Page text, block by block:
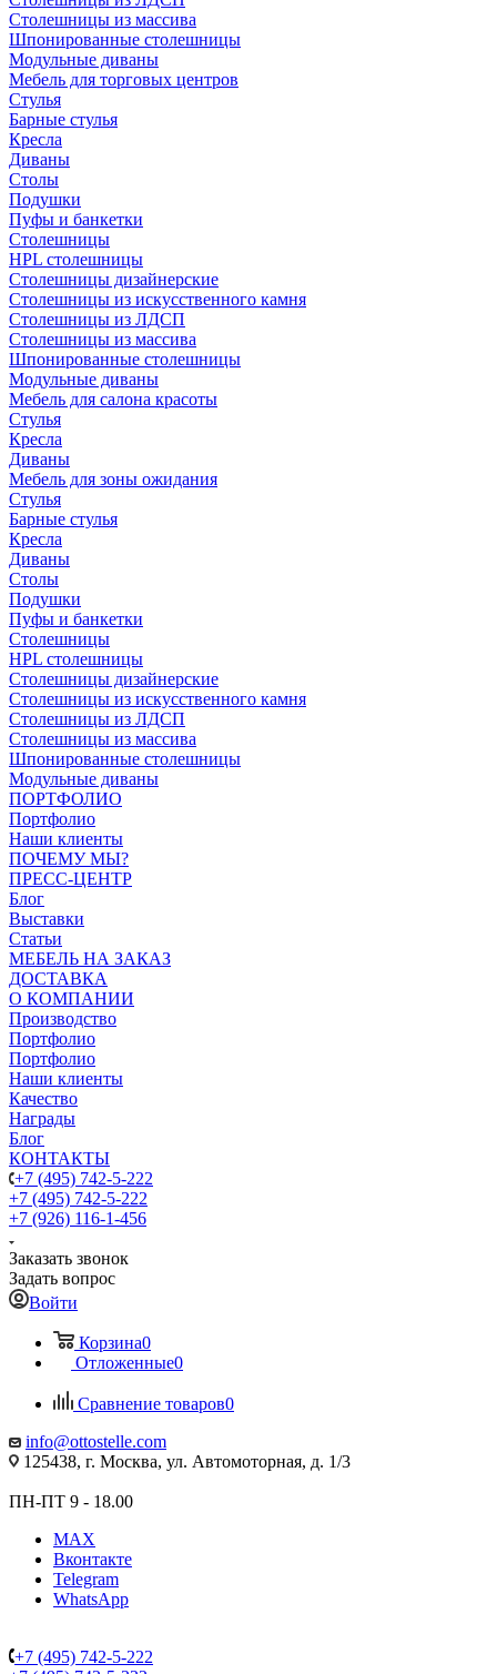
Столешницы из массива
Шпонированные столешницы
Модульные диваны
Мебель для торговых центров
Стулья
Барные стулья
Кресла
Диваны
Столы
Подушки
Пуфы и банкетки
Столешницы
HPL столешницы
Столешницы дизайнерские
Столешницы из искусственного камня
Столешницы из ЛДСП
Столешницы из массива
Шпонированные столешницы
Модульные диваны
Мебель для салона красоты
Стулья
Кресла
Диваны
Мебель для зоны ожидания
Стулья
Барные стулья
Кресла
Диваны
Столы
Подушки
Пуфы и банкетки
Столешницы
HPL столешницы
Столешницы дизайнерские
Столешницы из искусственного камня
Столешницы из ЛДСП
Столешницы из массива
Шпонированные столешницы
Модульные диваны
ПОРТФОЛИО
Портфолио
Наши клиенты
ПОЧЕМУ МЫ?
ПРЕСС-ЦЕНТР
Блог
Выставки
Статьи
МЕБЕЛЬ НА ЗАКАЗ
ДОСТАВКА
О КОМПАНИИ
Производство
Портфолио
Портфолио
Наши клиенты
Качество
Награды
Блог
КОНТАКТЫ
+7 (495) 742-5-222
+7 (495) 742-5-222
+7 (926) 116-1-456
Заказать звонок
Задать вопрос
Войти
Корзина0
Отложенные0
Сравнение товаров0
info@ottostelle.com
125438, г. Москва, ул. Автомоторная, д. 1/3
ПН-ПТ 9 - 18.00
MAX
Вконтакте
Telegram
WhatsApp
+7 (495) 742-5-222